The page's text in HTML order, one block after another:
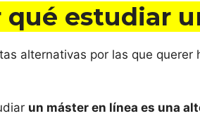
qué estudiar
alternativas por las que
un máster en línea es una